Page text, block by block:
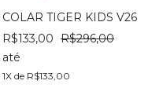
COLAR TIGER KIDS V26
R$133,00 R$296,00
até
1X de R$133,00